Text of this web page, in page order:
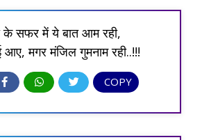
के सफर में ये बात आम रही,
आए, मगर मंजिल गुमनाम रही..!!!
COPY